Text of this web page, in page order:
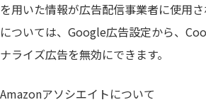
を用いた情報が広告配信事業者に使用
については、Google広告設定から、
ナライズ広告を無効にできます。
Amazonアソシエイトについて